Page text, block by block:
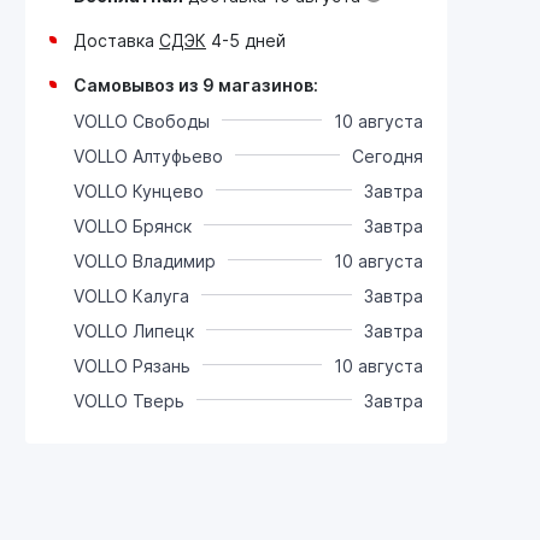
Доставка СДЭК 4-5 дней
Самовывоз из 9 магазинов:
VOLLO Свободы
10 августа
VOLLO Алтуфьево
Сегодня
VOLLO Кунцево
Завтра
VOLLO Брянск
Завтра
VOLLO Владимир
10 августа
VOLLO Калуга
Завтра
VOLLO Липецк
Завтра
VOLLO Рязань
10 августа
VOLLO Тверь
Завтра